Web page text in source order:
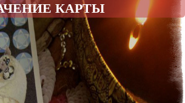
КАРТЫ